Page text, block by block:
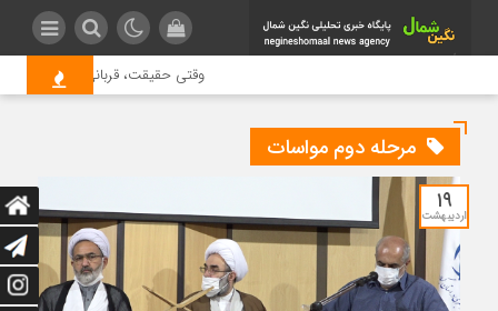
وقتی حقیقت، قربانی بازدید
مرحله دوم مواسات
۱۹
اردیبهشت